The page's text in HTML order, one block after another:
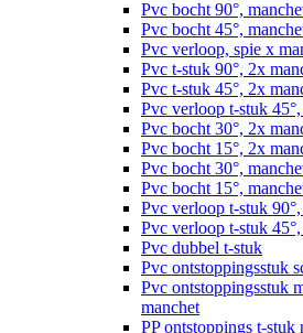
Pvc bocht 90°,
Pvc bocht 45°,
Pvc verloop, spie x
Pvc t-stuk 90°, 2x
Pvc t-stuk 45°, 2x
Pvc verloop t-stuk
Pvc bocht 30°, 2x
Pvc bocht 15°, 2x
Pvc bocht 30°,
Pvc bocht 15°,
Pvc verloop t-stuk
Pvc verloop t-stuk
Pvc dubbel t-stuk
Pvc ontstoppingsstuk
Pvc ontstoppingsstuk
manchet
PP ontstoppings t-stuk